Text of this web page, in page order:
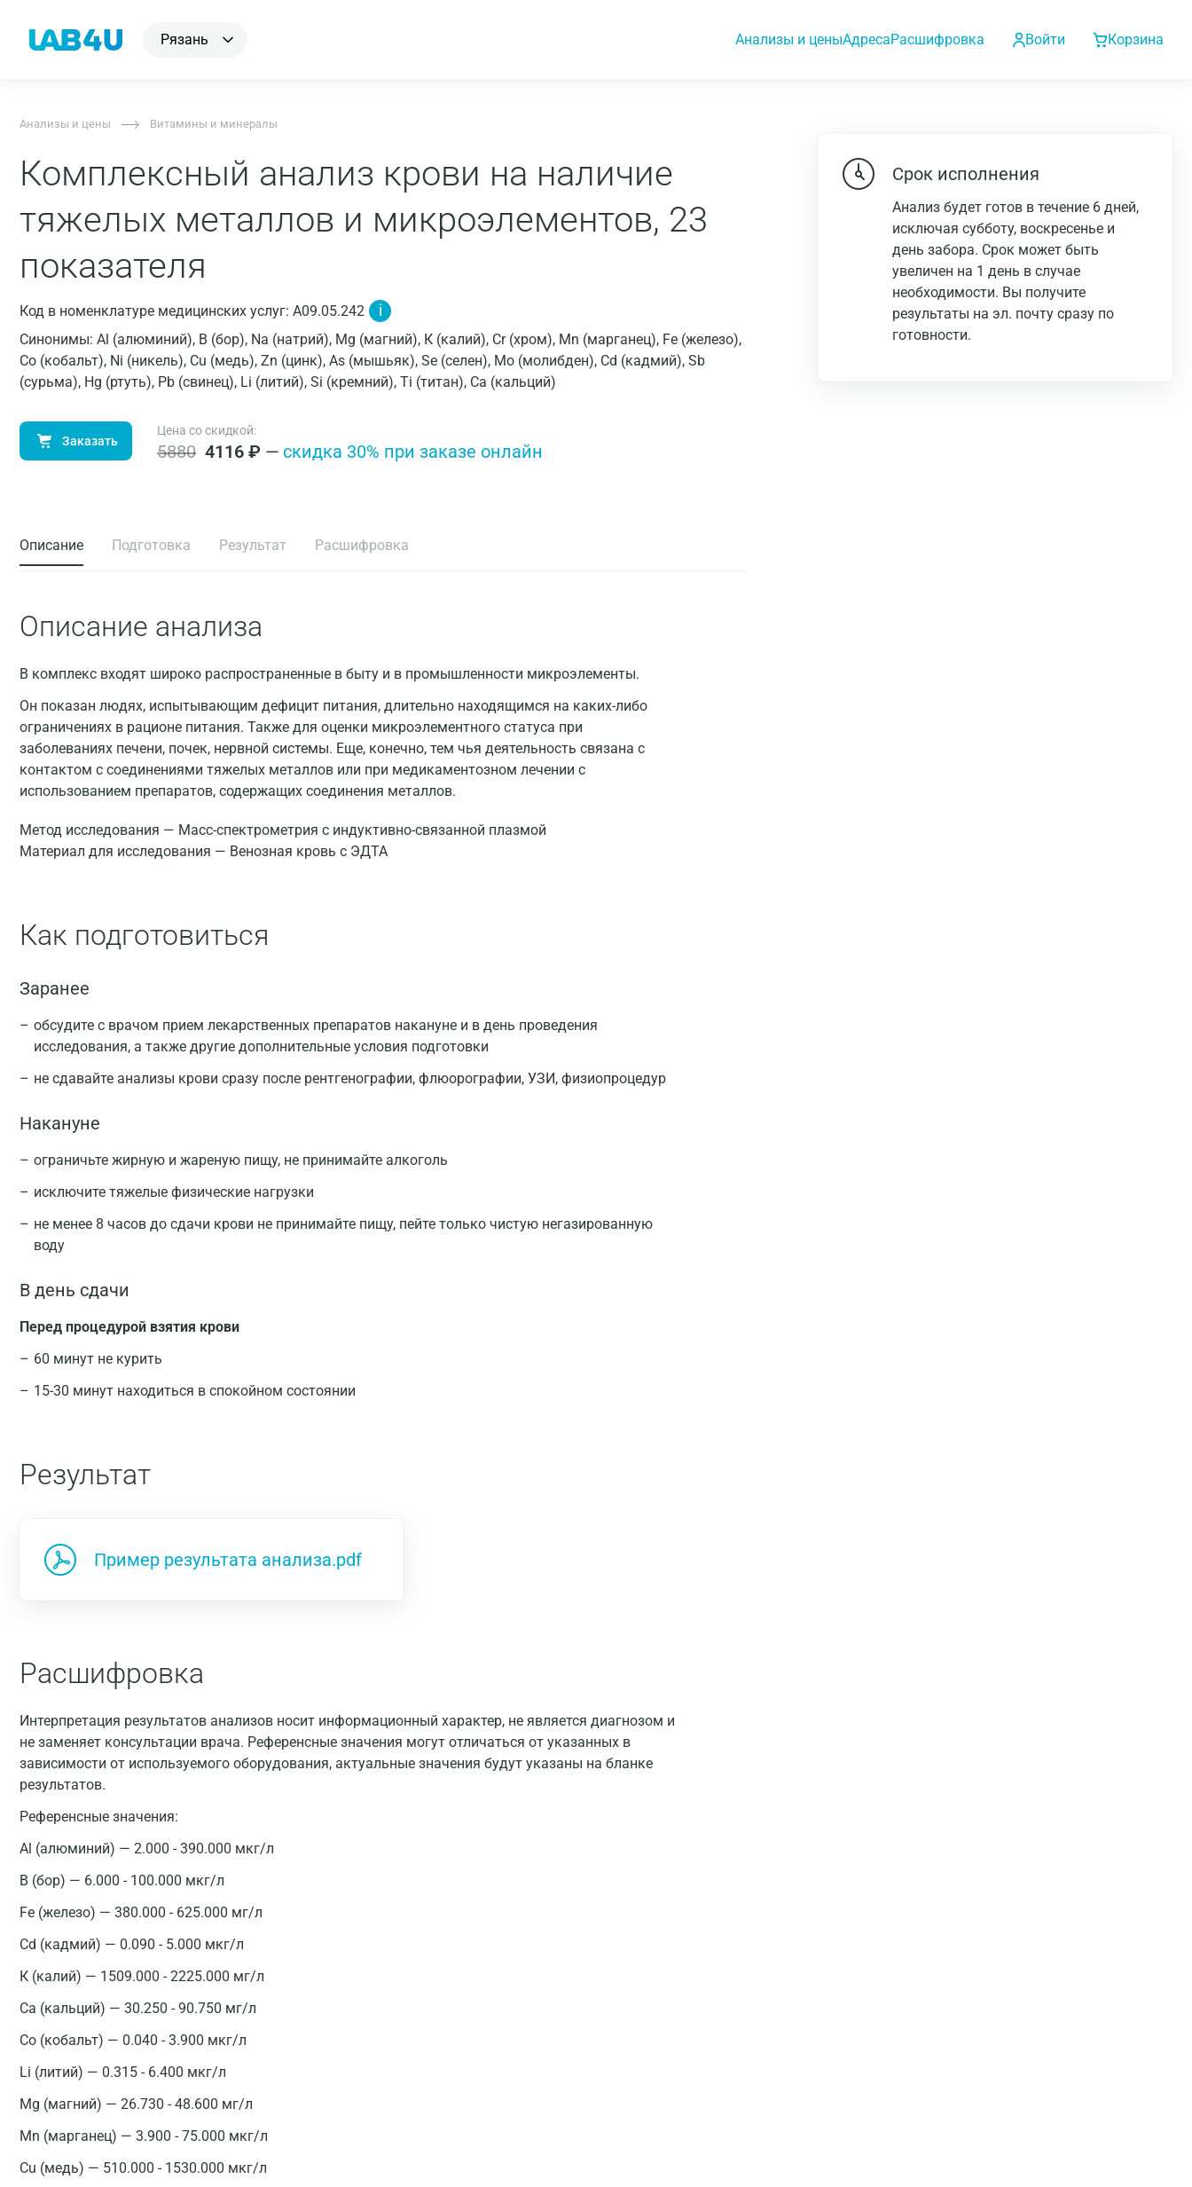
Рязань Анализы и ценыАдресаРасшифровка Войти Корзина
Анализы и цены Витамины и минералы
Комплексный анализ крови на наличие
тяжелых металлов и микроэлементов, 23
показателя
Код в номенклатуре медицинских услуг: A09.05.242 i
Синонимы: Al (алюминий), B (бор), Na (натрий), Mg (магний), К (калий), Cr (хром), Mn (марганец), Fe (железо),
Co (кобальт), Ni (никель), Cu (медь), Zn (цинк), As (мышьяк), Se (селен), Мо (молибден), Cd (кадмий), Sb
(сурьма), Hg (ртуть), Pb (свинец), Li (литий), Si (кремний), Ti (титан), Ca (кальций)
Заказать
Цена со скидкой:
5880 4116 ₽ — cкидка 30% при заказе онлайн
Описание Подготовка Результат Расшифровка
Описание анализа
В комплекс входят широко распространенные в быту и в промышленности микроэлементы.
Он показан людях, испытывающим дефицит питания, длительно находящимся на каких-либо
ограничениях в рационе питания. Также для оценки микроэлементного статуса при
заболеваниях печени, почек, нервной системы. Еще, конечно, тем чья деятельность связана с
контактом с соединениями тяжелых металлов или при медикаментозном лечении с
использованием препаратов, содержащих соединения металлов.
Метод исследования — Масс-спектрометрия с индуктивно-связанной плазмой
Материал для исследования — Венозная кровь с ЭДТА
Как подготовиться
Заранее
обсудите с врачом прием лекарственных препаратов накануне и в день проведения
исследования, а также другие дополнительные условия подготовки
не сдавайте анализы крови сразу после рентгенографии, флюорографии, УЗИ, физиопроцедур
Накануне
ограничьте жирную и жареную пищу, не принимайте алкоголь
исключите тяжелые физические нагрузки
не менее 8 часов до сдачи крови не принимайте пищу, пейте только чистую негазированную
воду
В день сдачи
Перед процедурой взятия крови
60 минут не курить
15-30 минут находиться в спокойном состоянии
Результат
Пример результата анализа.pdf
Расшифровка
Интерпретация результатов анализов носит информационный характер, не является диагнозом и
не заменяет консультации врача. Референсные значения могут отличаться от указанных в
зависимости от используемого оборудования, актуальные значения будут указаны на бланке
результатов.
Референсные значения:
Al (алюминий) — 2.000 - 390.000 мкг/л
B (бор) — 6.000 - 100.000 мкг/л
Fe (железо) — 380.000 - 625.000 мг/л
Cd (кадмий) — 0.090 - 5.000 мкг/л
К (калий) — 1509.000 - 2225.000 мг/л
Са (кальций) — 30.250 - 90.750 мг/л
Co (кобальт) — 0.040 - 3.900 мкг/л
Li (литий) — 0.315 - 6.400 мкг/л
Mg (магний) — 26.730 - 48.600 мг/л
Mn (марганец) — 3.900 - 75.000 мкг/л
Cu (медь) — 510.000 - 1530.000 мкг/л
Срок исполнения
Анализ будет готов в течение 6 дней,
исключая субботу, воскресенье и
день забора. Срок может быть
увеличен на 1 день в случае
необходимости. Вы получите
результаты на эл. почту сразу по
готовности.